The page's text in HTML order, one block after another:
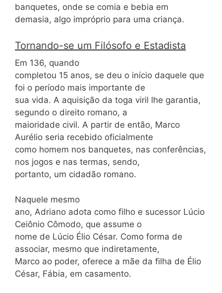
banquetes, onde se comia e bebia em
demasia, algo impróprio para uma criança.
Tornando-se um Filósofo e Estadista
Em 136, quando
completou 15 anos, se deu o início daquele que
foi o período mais importante de
sua vida. A aquisição da toga viril lhe garantia,
segundo o direito romano, a
maioridade civil. A partir de então, Marco
Aurélio seria recebido oficialmente
como homem nos banquetes, nas conferências,
nos jogos e nas termas, sendo,
portanto, um cidadão romano.
Naquele mesmo
ano, Adriano adota como filho e sucessor Lúcio
Ceiônio Cômodo, que assume o
nome de Lúcio Élio César. Como forma de
associar, mesmo que indiretamente,
Marco ao poder, oferece a mãe da filha de Élio
César, Fábia, em casamento.